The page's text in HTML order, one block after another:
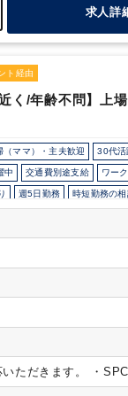
ければ問題ございませ
求人詳
ト経由
く/年齢不問】上
（ママ）・主夫歓迎 30代活
中 交通費別途支給 ワー
週5日勤務 時短勤務の相
時短OK 1日7時間未満勤
ただきます。
・
作成（3社分）・関連